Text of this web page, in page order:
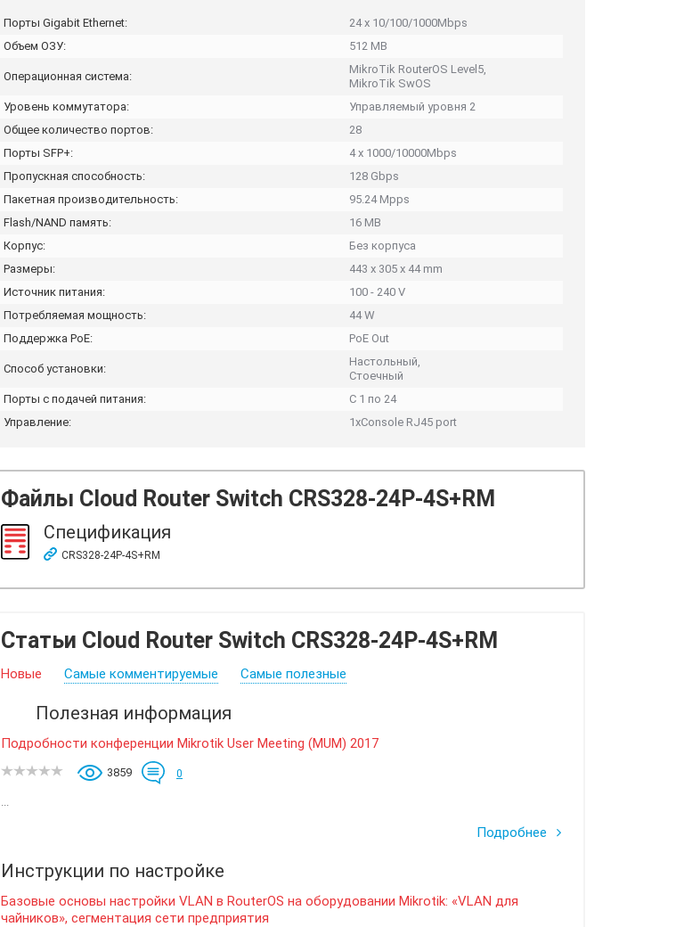
Порты Gigabit Ethernet:
24 x 10/100/1000Mbps
Объем ОЗУ:
512 MB
Операционная система:
MikroTik RouterOS Level5,
MikroTik SwOS
Уровень коммутатора:
Управляемый уровня 2
Общее количество портов:
28
Порты SFP+:
4 x 1000/10000Mbps
Пропускная способность:
128 Gbps
Пакетная производительность:
95.24 Mpps
Flash/NAND память:
16 MB
Корпус:
Без корпуса
Размеры:
443 x 305 x 44 mm
Источник питания:
100 - 240 V
Потребляемая мощность:
44 W
Поддержка PoE:
PoE Out
Способ установки:
Настольный,
Стоечный
Порты с подачей питания:
С 1 по 24
Управление:
1xConsole RJ45 port
Файлы Cloud Router Switch CRS328-24P-4S+RM
Спецификация
CRS328-24P-4S+RM
Статьи Cloud Router Switch CRS328-24P-4S+RM
Новые Самые комментируемые Самые полезные
Полезная информация
Подробности конференции Mikrotik User Meeting (MUM) 2017
3859 0
Подробнее
Инструкции по настройке
Базовые основы настройки VLAN в RouterOS на оборудовании Mikrotik: «VLAN для
чайников», сегментация сети предприятия